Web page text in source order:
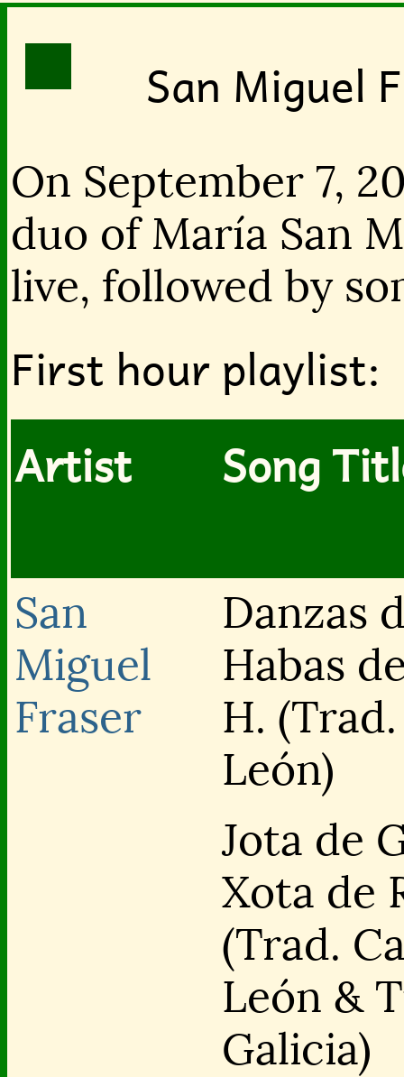
San Miguel
On September 7,
duo of María San
live, followed by
First hour playlist:
Artist
Song
San
Miguel
Fraser
Danzas
Habas
H.
León)
Jota de
Xota de
(Trad.
León &
Galicia)